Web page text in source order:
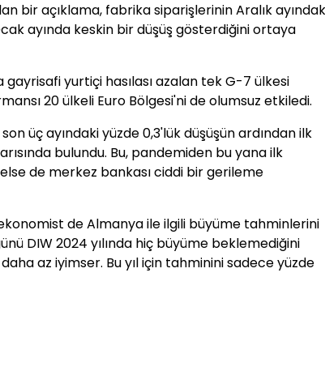
bir açıklama, fabrika siparişlerinin Aralık
ayında keskin bir düşüş gösterdiğini ortaya
gayrisafi yurtiçi hasılası azalan tek G-7 ülkesi
20 ülkeli Euro Bölgesi'ni de olumsuz etkiledi.
üç ayındaki yüzde 0,3'lük düşüşün ardından ilk
bulundu. Bu, pandemiden bu yana ilk
de merkez bankası ciddi bir gerileme
de Almanya ile ilgili büyüme tahminlerini
DIW 2024 yılında hiç büyüme beklemediğini
az iyimser. Bu yıl için tahminini sadece yüzde